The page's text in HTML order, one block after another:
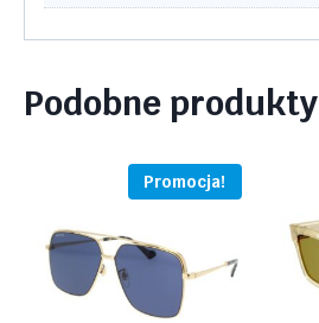
Podobne produkty
Promocja!